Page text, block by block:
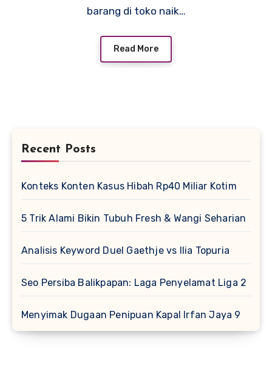
barang di toko naik…
Read More
Recent Posts
Konteks Konten Kasus Hibah Rp40 Miliar Kotim
5 Trik Alami Bikin Tubuh Fresh & Wangi Seharian
Analisis Keyword Duel Gaethje vs Ilia Topuria
Seo Persiba Balikpapan: Laga Penyelamat Liga 2
Menyimak Dugaan Penipuan Kapal Irfan Jaya 9